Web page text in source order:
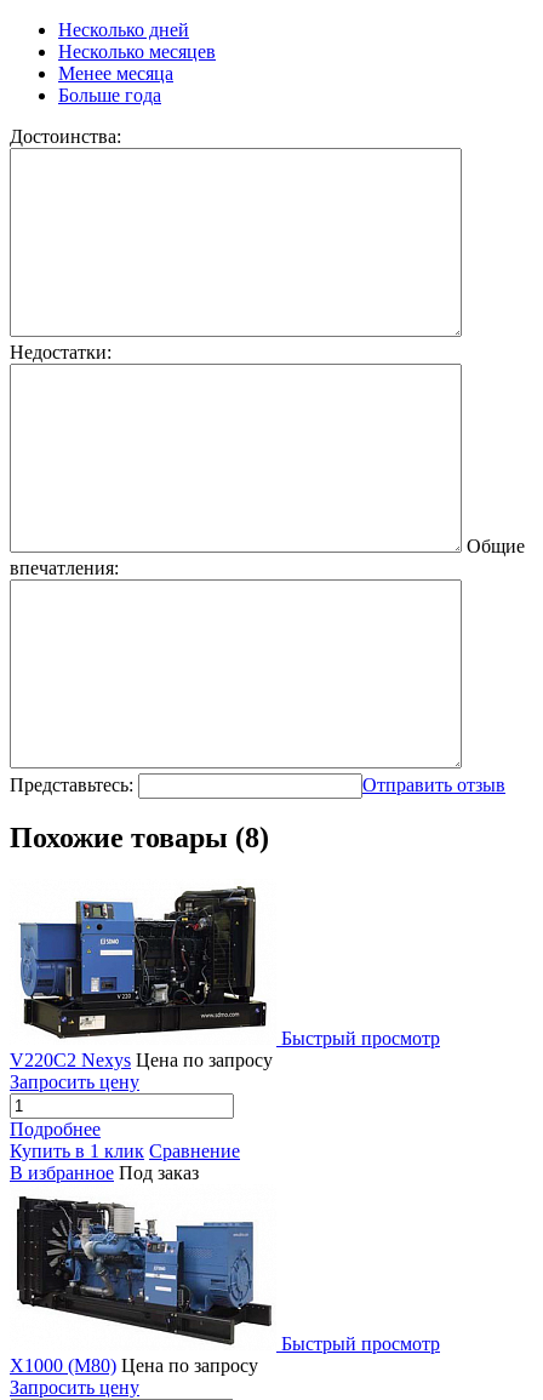
Несколько дней
Несколько месяцев
Менее месяца
Больше года
Достоинства:
Недостатки:
Общие
впечатления:
Представьтесь: Отправить отзыв
Похожие товары (8)
Быстрый просмотр
V220C2 Nexys Цена по запросу
Запросить цену
Подробнее
Купить в 1 клик Сравнение
В избранное Под заказ
Быстрый просмотр
X1000 (M80) Цена по запросу
Запросить цену